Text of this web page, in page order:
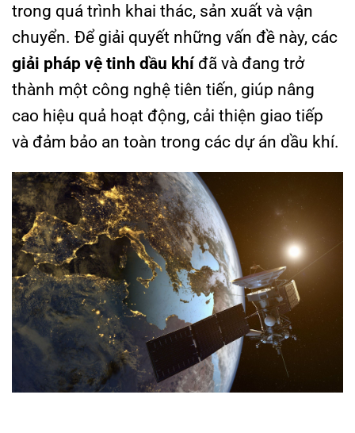
trong quá trình khai thác, sản xuất và vận
chuyển. Để giải quyết những vấn đề này, các
giải pháp vệ tinh dầu khíđã và đang trở
thành một công nghệ tiên tiến, giúp nâng
cao hiệu quả hoạt động, cải thiện giao tiếp
và đảm bảo an toàn trong các dự án dầu khí.